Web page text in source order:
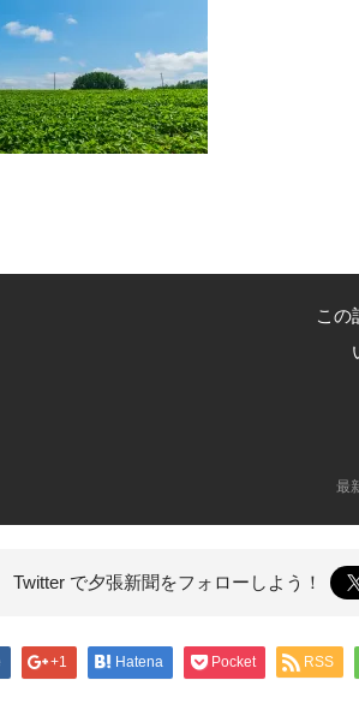
この
最
Twitter で夕張新聞をフォローしよう！
+1 Hatena Pocket RSS